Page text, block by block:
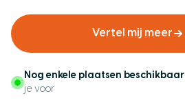
Vertel mij meer
Nog enkele plaatsen beschikbaar
je voor